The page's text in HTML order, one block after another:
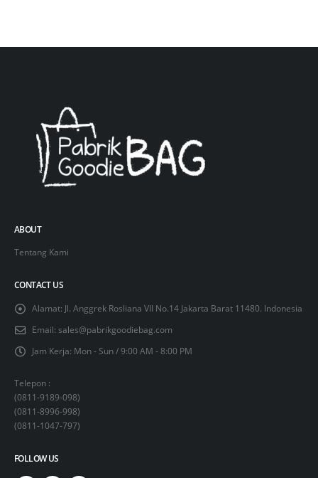
ABOUT
Tentang Kami
CONTACT US
Alamat: Jl. Anggrek Rosliana VII No.14 Jakarta Barat 11480. Indonesia
Email: sales@pabrikgoodiebag.com
Jam Kerja: Mon - Sun / 9:00 AM - 8:00 PM
Telepon :
(0811-9189-098)
(0811-8996-998)
(0811-1047-797)
FOLLOW US